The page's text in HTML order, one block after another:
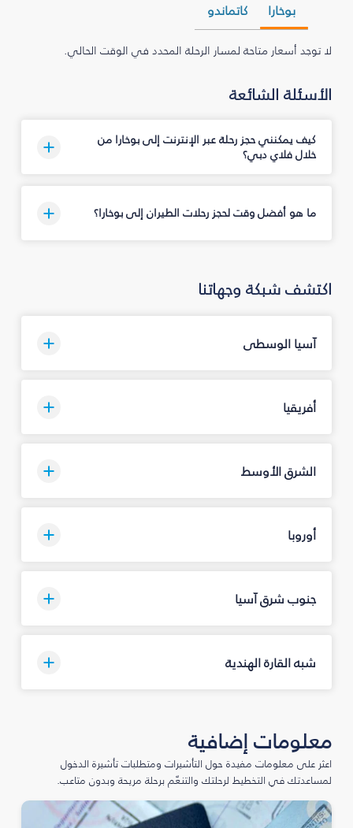
بوخارا كاتماندو
لا توجد أسعار متاحة لمسار الرحلة المحدد في الوقت الحالي.
الأسئلة الشائعة
كيف يمكنني حجز رحلة عبر الإنترنت إلى بوخارا من
خلال فلاي دبي؟
ما هو أفضل وقت لحجز رحلات الطيران إلى بوخارا؟
اكتشف شبكة وجهاتنا
آسيا الوسطى
أفريقيا
الشرق الأوسط
أوروبا
جنوب شرق آسيا
شبه القارة الهندية
معلومات إضافية
اعثر على معلومات مفيدة حول التأشيرات ومتطلبات تأشيرة الدخول
لمساعدتك في التخطيط لرحلتك والتنعّم برحلة مريحة وبدون متاعب.